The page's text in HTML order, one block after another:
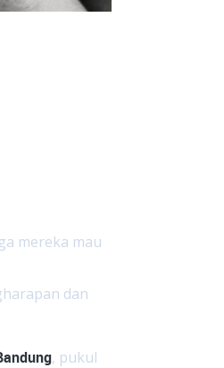
mereka mau
dan
, pukul